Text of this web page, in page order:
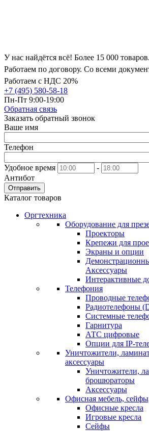
У нас найдётся всё! Более 15 000 товаров.
Работаем по договору. Со всеми
Работаем с НДС 20%
+7 (495) 580-58-18
Пн-Пт 9:00-19:00
Обратная связь
Заказать обратный звонок
Ваше имя
Телефон
Удобное время
-
Антибот
Отправить
Каталог товаров
Оргтехника
Оборудование для
Проекторы
Крепежи для
Экраны и опции
Аксессуары
Интерактивные
Телефония
Проводные
Радиотелефоны
Системные
Гарнитура
АТС цифровые
Опции для IP-
Уничтожители,
аксессуары
Уничтожители,
брошюраторы
Аксессуары
Офисная мебель,
Офисные кресла
Игровые кресла
Сейфы